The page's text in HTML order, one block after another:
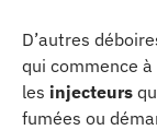
D’autres
qui commence
les injecteurs
fumées ou